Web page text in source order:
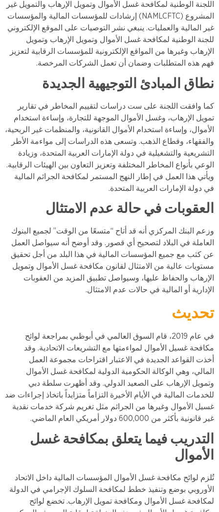
اللجنة الوطنية لمكافحة غسل الأموال وتمويل الإرهاب والتمويل غير
المشروع (NAMLCFTC) إرشادات للمؤسسات المالية والمؤسسات
غير المالية والعمليات. ينبغي نشر التوصيات على الموقع الإلكتروني
للجنة الوطنية لمكافحة غسل الأموال وتمويل الإرهاب وتمويل
الإرهاب وغيرها من المواقع الإلكترونية للمؤسسات الرقابية لتعزيز
فهم هذه المتطلبات وضمان أن تعمل الشركات المرخصة.
نطاق المبادئ التوجيهية الجديدة
كما وافقت اللجنة على ست دراسات لتقييم المخاطر في تقارير
تمويل الإرهاب، وغسل الأموال الموجهة للتجارة، وإساءة استخدام
الأموال، وإساءة استخدام الأموال القانونية، والمنظمات غير الربحية،
والفقهاء، وقطاع الذهب. وتسعى هذه الدراسات إلى مواءمة الأطر
التشريعية والتشغيلية في دولة الإمارات العربية المتحدة، وزيادة
الوعي بأنواع المخاطر المختلفة وتعزيز التعاون بين الهيئات الرقابية.
ويأتي هذا العمل في إطار النهج المستمر لمكافحة الجرائم المالية
في دولة الإمارات العربية المتحدة.
العقوبات في حالة عدم الامتثال
وزعم البنك المركزي أنه قد أتاح “متسعًا من الوقت” لجميع البنوك
العاملة في البلاد لتصحيح أي قصور. وقد أوضح أنه سيواصل العمل
عن كثب مع جميع المؤسسات المالية في هذا البلد من أجل تحقيق
مستويات عالية من الامتثال لقانون مكافحة غسل الأموال وتمويل
الإرهاب والحفاظ عليها، وسيواصل تطبيق المزيد من العقوبات
الإدارية أو المالية في حالات عدم الامتثال.
تحديث
في عام 2019، قام السوق العالمي في أبوظبي بمراجعة لوائح
مكافحة غسيل الأموال لمواءمتها مع التشريعات الاتحادية. وقد
أخذت القواعد الجديدة في الاعتبار اقتراحات مجموعة العمل
المالي، وهي الوكالة الحكومية الدولية لمكافحة غسل الأموال
وتمويل الإرهاب على الصعيد الدولي. وقد أظهرت سلطة دبي
للخدمات المالية في الأيام الأخيرة التزاماً متزايداً باتخاذ إجراءات ضد
غسيل الأموال وغيرها من الجرائم مثل تغريم شركة خدمات نقدية
غير قانونية بأكثر من 600,000 دولار أمريكي العام الماضي.
التدريب فيما يتعلق بمكافحة غسل
الأموال
تُلزم لوائح مكافحة غسل الأموال المؤسسات المالية داخل الاتحاد
الأوروبي بوضع وتنفيذ خطط لمكافحة السلوك الإجرامي في الدولة
لمكافحة غسل الأموال ومكافحة تمويل الإرهاب. تخضع لوائح